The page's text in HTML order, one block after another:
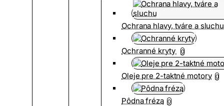
Ochrana hlavy, tváre a sluchu
Ochranné kryty 0
Oleje pre 2-taktné motory 0
Pôdna fréza 0